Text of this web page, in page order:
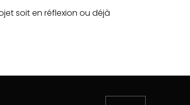
soit en réflexion ou déjà